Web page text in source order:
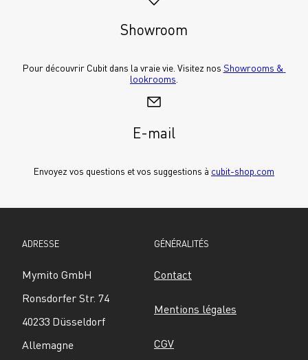
Showroom
Pour découvrir Cubit dans la vraie vie. Visitez nos Showrooms &
lookrooms
E-mail
Envoyez vos questions et vos suggestions à cubit-shop.com
ADRESSE
Mymito GmbH
Ronsdorfer Str. 74
40233 Düsseldorf
Allemagne
GÉNÉRALITÉS
Contact
Mentions légales
CGV